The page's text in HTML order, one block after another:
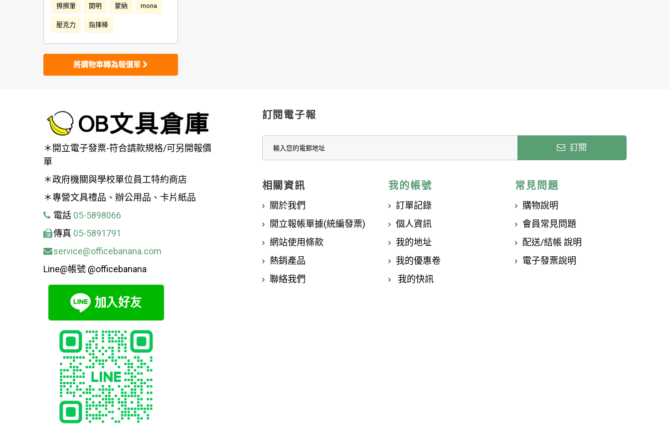
擦擦筆 開明 蒙納 mona
壓克力 指揮棒
將購物車轉為報價單
＊開立電子發票-符合請款規格/可另開報價
單
＊政府機關與學校單位員工特約商店
＊專營文具禮品、辦公用品、卡片紙品
電話 05-5898066
傳真 05-5891791
service@officebanana.com
Line@帳號 @officebanana
訂閱電子報
訂閱
相關資訊
關於我們
開立報帳單據(統編發票)
網站使用條款
熱銷產品
聯絡我們
我的帳號
訂單記錄
個人資訊
我的地址
我的優惠卷
我的快訊
常見問題
購物說明
會員常見問題
配送/結帳 說明
電子發票說明